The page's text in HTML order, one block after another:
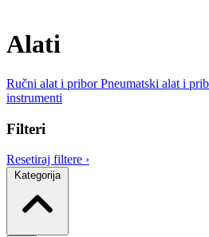
Alati
Ručni alat i priborPneumatski alat i
instrumenti
Filteri
Resetiraj filtere ›
Kategorija